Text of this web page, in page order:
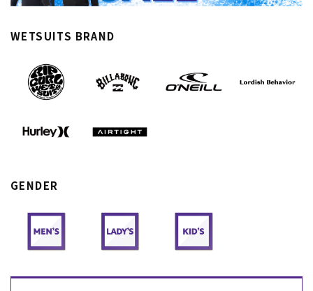
スノーTOP
スケートTOP
ブランド一覧
特集一覧
ご利用ガイド
会員ランク
WETSUITS BRAND
GENDER